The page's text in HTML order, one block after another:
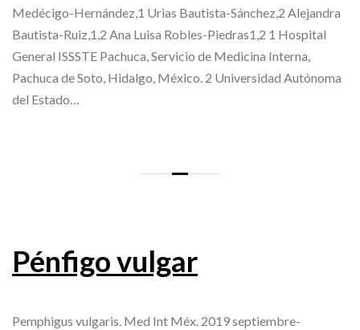
Medécigo-Hernández,1 Urias Bautista-Sánchez,2 Alejandra
Bautista-Ruiz,1,2 Ana Luisa Robles-Piedras1,2 1 Hospital
General ISSSTE Pachuca, Servicio de Medicina Interna,
Pachuca de Soto, Hidalgo, México. 2 Universidad Autónoma
del Estado…
Pénfigo vulgar
Pemphigus vulgaris. Med Int Méx. 2019 septiembre-